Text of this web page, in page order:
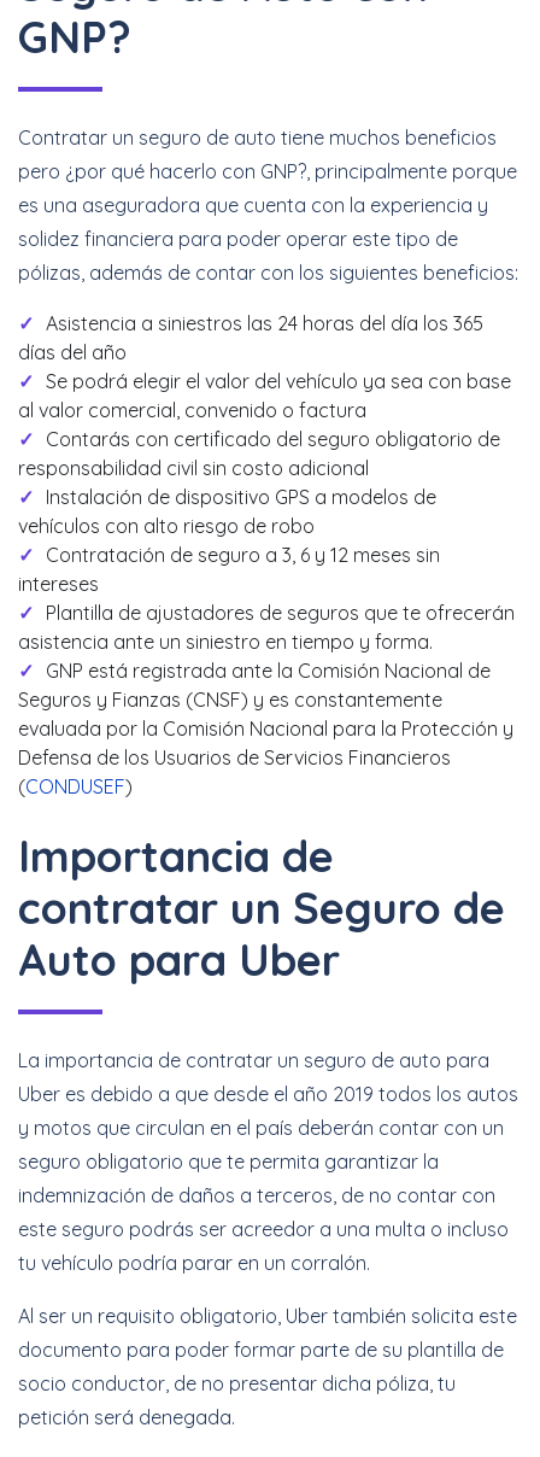
GNP?
Contratar un seguro de auto tiene muchos beneficios
pero ¿por qué hacerlo con GNP?, principalmente porque
es una aseguradora que cuenta con la experiencia y
solidez financiera para poder operar este tipo de
pólizas, además de contar con los siguientes beneficios:
Asistencia a siniestros las 24 horas del día los 365
días del año
Se podrá elegir el valor del vehículo ya sea con base
al valor comercial, convenido o factura
Contarás con certificado del seguro obligatorio de
responsabilidad civil sin costo adicional
Instalación de dispositivo GPS a modelos de
vehículos con alto riesgo de robo
Contratación de seguro a 3, 6 y 12 meses sin
intereses
Plantilla de ajustadores de seguros que te ofrecerán
asistencia ante un siniestro en tiempo y forma.
GNP está registrada ante la Comisión Nacional de
Seguros y Fianzas (CNSF) y es constantemente
evaluada por la Comisión Nacional para la Protección y
Defensa de los Usuarios de Servicios Financieros
(CONDUSEF)
Importancia de
contratar un Seguro de
Auto para Uber
La importancia de contratar un seguro de auto para
Uber es debido a que desde el año 2019 todos los autos
y motos que circulan en el país deberán contar con un
seguro obligatorio que te permita garantizar la
indemnización de daños a terceros, de no contar con
este seguro podrás ser acreedor a una multa o incluso
tu vehículo podría parar en un corralón.
Al ser un requisito obligatorio, Uber también solicita este
documento para poder formar parte de su plantilla de
socio conductor, de no presentar dicha póliza, tu
petición será denegada.